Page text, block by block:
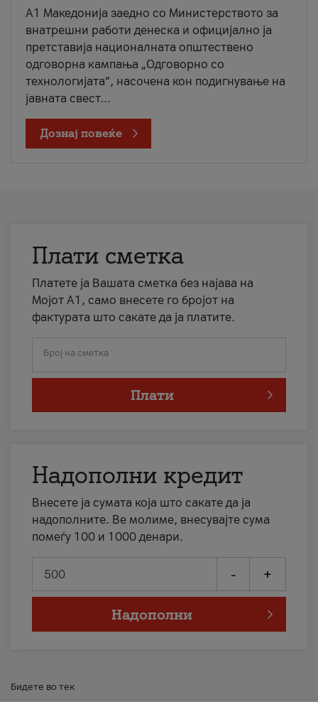
A1 Македонија заедно со Министерството за
внатрешни работи денеска и официјално ја
претставија националната општествено
одговорна кампања „Одговорно со
технологијата“, насочена кон подигнување на
јавната свест...
Дознај повеќе
Плати сметка
Платете ја Вашата сметка без најава на
Мојот А1, само внесете го бројот на
фактурата што сакате да ја платите.
Број на сметка
Плати
Надополни кредит
Внесете ја сумата која што сакате да ја
надополните. Ве молиме, внесувајте сума
помеѓу 100 и 1000 денари.
- +
Надополни
Бидете во тек